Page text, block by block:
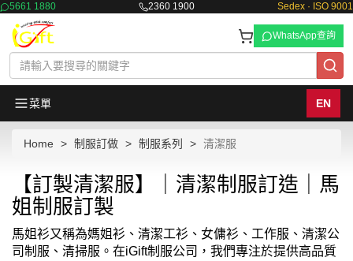
5661 1880 2360 1900 Sedex · ISO 9001
WhatsApp查詢
菜單 EN
Home 制服訂做 制服系列 清潔服
【訂製清潔服】｜清潔制服訂造｜馬
姐制服訂製
馬姐衫又稱為媽姐衫、清潔工衫、女傭衫、工作服、清潔公
司制服、清掃服。在iGift制服公司，我們專注於提供高品質